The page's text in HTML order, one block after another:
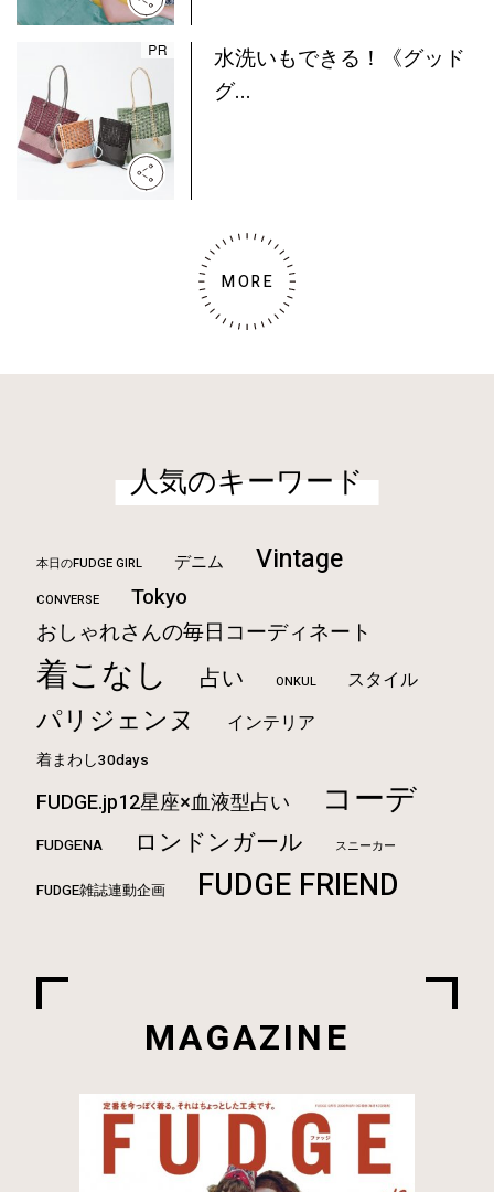
水洗いもできる！《グッド
グ...
MORE
人気のキーワード
本日のFUDGE GIRL デニム Vintage
CONVERSE
Tokyo
おしゃれさんの毎日コーディネート
着こなし 占い ONKUL スタイル
パリジェンヌ インテリア
着まわし30days
FUDGE.jp12星座×血液型占い コーデ
FUDGENA ロンドンガール スニーカー
FUDGE雑誌連動企画 FUDGE FRIEND
MAGAZINE